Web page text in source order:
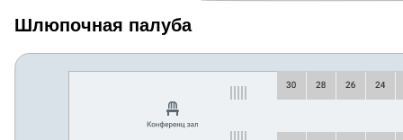
Шлюпочная палуба